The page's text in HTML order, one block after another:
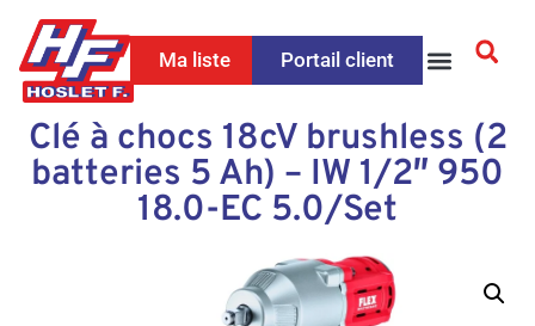
Ma liste Portail client
Clé à chocs 18cV brushless (2
batteries 5 Ah) – IW 1/2″ 950
18.0-EC 5.0/Set